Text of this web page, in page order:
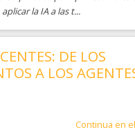
la IA a las t...
DE LOS
A LOS
Continua en